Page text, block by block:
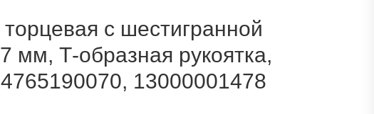
с шестигранной
мм, Т-образная рукоятка,
13000001478